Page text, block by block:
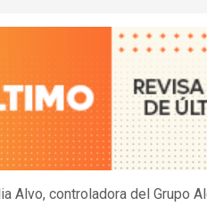
Alvo, controladora del Grupo